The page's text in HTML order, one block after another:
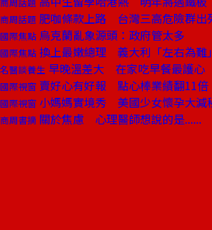
商周話題 肥咖條款上路 台灣三高危險群出
國際焦點 烏克蘭亂象源頭：政府管太多
國際焦點 換上最嫩總理 義大利「左右為難」
名醫談養生 早晚溫差大 在家吃早餐最護心
國際視窗 賣好心有好報 點心棒業績翻11倍
國際視窗 小媽媽實境秀 美國少女懷孕大減
商周書摘 關於焦慮 心理醫師想說的是......